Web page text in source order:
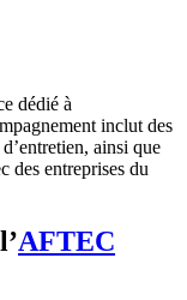
dédié à
inclut des
ainsi que
des entreprises du
AFTEC